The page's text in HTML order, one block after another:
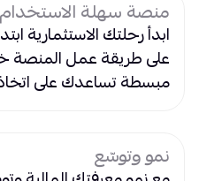
منصة سهلة الاستخدام
على طريقة عمل المنصة
مبسطة تساعدك على اتخاذ
نمو وتوسّع